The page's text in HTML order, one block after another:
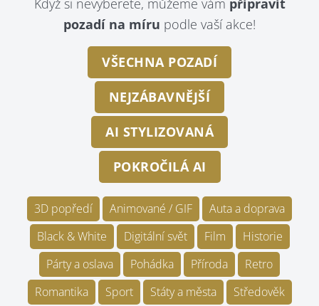
pozadí na míru podle vaší akce!
VŠECHNA POZADÍ
NEJZÁBAVNĚJŠÍ
AI STYLIZOVANÁ
POKROČILÁ AI
3D popředí Animované / GIF
Auta a doprava
Black & White
Digitální svět Film
Historie
Párty a oslava
Pohádka Příroda
Retro
Romantika
Sport Státy a města
Středověk